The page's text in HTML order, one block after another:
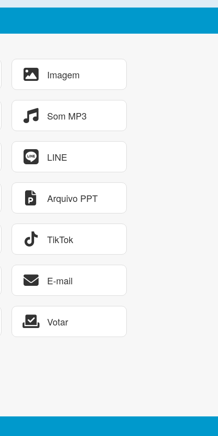
Imagem
Som MP3
LINE
Arquivo PPT
TikTok
E-mail
Votar